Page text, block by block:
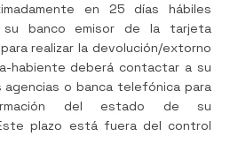
en 25 días hábiles
banco emisor de la tarjeta
realizar la devolución/extorno
habiente deberá contactar a su
o banca telefónica para
del estado de su
plazo está fuera del control